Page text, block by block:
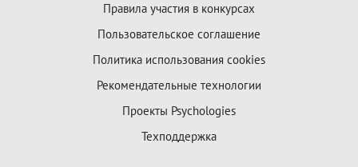
Правила участия в конкурсах
Пользовательское соглашение
Политика использования cookies
Рекомендательные технологии
Проекты Psychologies
Техподдержка